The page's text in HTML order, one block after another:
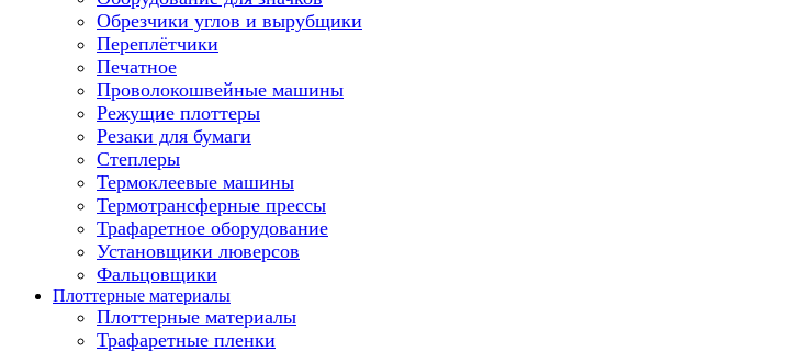
Обрезчики углов и вырубщики
Переплётчики
Печатное
Проволокошвейные машины
Режущие плоттеры
Резаки для бумаги
Степлеры
Термоклеевые машины
Термотрансферные прессы
Трафаретное оборудование
Установщики люверсов
Фальцовщики
Плоттерные материалы
Плоттерные материалы
Трафаретные пленки